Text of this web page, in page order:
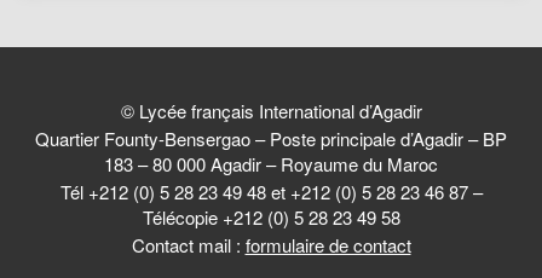
© Lycée français International d’Agadir
Quartier Founty-Bensergao – Poste principale d’Agadir – BP
183 – 80 000 Agadir – Royaume du Maroc
Tél +212 (0) 5 28 23 49 48 et +212 (0) 5 28 23 46 87 –
Télécopie +212 (0) 5 28 23 49 58
Contact mail : formulaire de contact